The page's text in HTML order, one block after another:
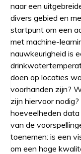
naar een
divers gebied en
startpunt om een
met machine-
nauwkeurigheid is
doen op locaties
voorhanden zijn?
zijn hiervoor
hoeveelheden
van de
toenemen: is een
om een hoge